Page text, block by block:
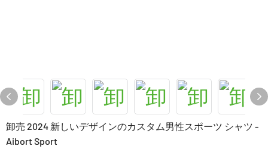
卸売 2024 新しいデザインのカスタム男性スポーツ シャツ -
Aibort Sport